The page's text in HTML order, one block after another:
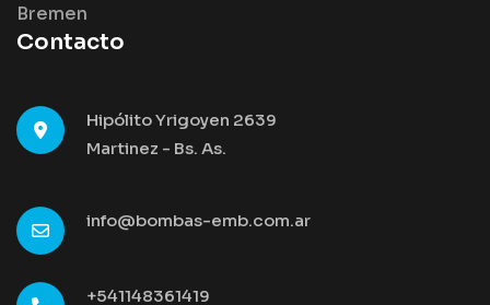
Bremen
Contacto
Hipólito Yrigoyen 2639
Martinez - Bs. As.
info@bombas-emb.com.ar
+541148361419